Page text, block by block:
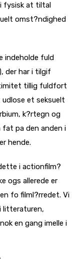
fysisk at tiltal
omst?ndighed
indeholde fuld
der har i tilgif
tillig fuldfort
et seksuelt
k?rtegn og
pa den anden i
hende.
i actionfilm?
ogs allerede er
fo filml?rredet. Vi
litteraturen,
en gang imelle i